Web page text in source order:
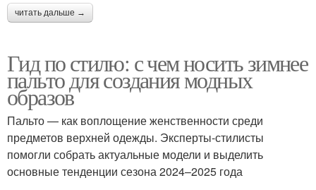
читать дальше →
Гид по стилю: с чем носить зимнее
пальто для создания модных
образов
Пальто — как воплощение женственности среди
предметов верхней одежды. Эксперты-стилисты
помогли собрать актуальные модели и выделить
основные тенденции сезона 2024–2025 года